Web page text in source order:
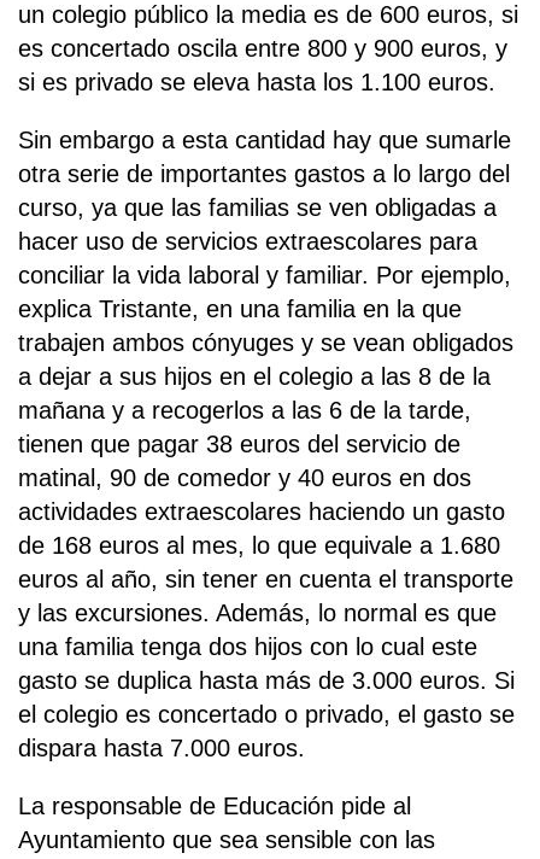
un colegio público la media es de 600 euros, si
es concertado oscila entre 800 y 900 euros, y
si es privado se eleva hasta los 1.100 euros.
Sin embargo a esta cantidad hay que sumarle
otra serie de importantes gastos a lo largo del
curso, ya que las familias se ven obligadas a
hacer uso de servicios extraescolares para
conciliar la vida laboral y familiar. Por ejemplo,
explica Tristante, en una familia en la que
trabajen ambos cónyuges y se vean obligados
a dejar a sus hijos en el colegio a las 8 de la
mañana y a recogerlos a las 6 de la tarde,
tienen que pagar 38 euros del servicio de
matinal, 90 de comedor y 40 euros en dos
actividades extraescolares haciendo un gasto
de 168 euros al mes, lo que equivale a 1.680
euros al año, sin tener en cuenta el transporte
y las excursiones. Además, lo normal es que
una familia tenga dos hijos con lo cual este
gasto se duplica hasta más de 3.000 euros. Si
el colegio es concertado o privado, el gasto se
dispara hasta 7.000 euros.
La responsable de Educación pide al
Ayuntamiento que sea sensible con las